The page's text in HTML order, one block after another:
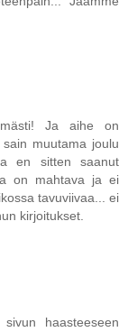
Ja aihe on
muutama joulu
en sitten saanut
on mahtava ja ei
tavuviivaa... ei
kirjoitukset.
haasteeseen